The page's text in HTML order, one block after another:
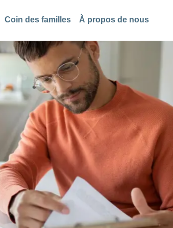
Coin des familles À propos de nous